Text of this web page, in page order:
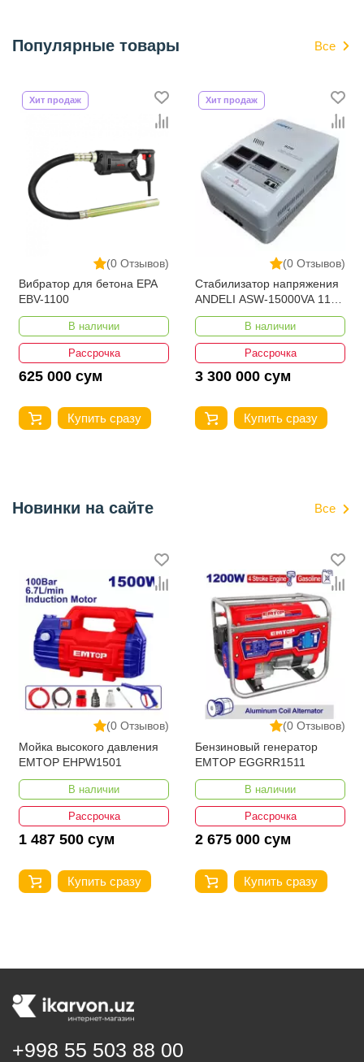
Популярные товары Все
(0 Отзывов)
Хит продаж
Вибратор для бетона EPA
EBV-1100
В наличии
Рассрочка
625 000 сум
Купить сразу
(0 Отзывов)
Хит продаж
Стабилизатор напряжения
ANDELI ASW-15000VA 110-
250V настенный
В наличии
Рассрочка
3 300 000 сум
Купить сразу
Новинки на сайте Все
(0 Отзывов)
Мойка высокого давления
EMTOP EHPW1501
В наличии
Рассрочка
1 487 500 сум
Купить сразу
(0 Отзывов)
Бензиновый генератор
EMTOP EGGRR1511
В наличии
Рассрочка
2 675 000 сум
Купить сразу
+998 55 503 88 00